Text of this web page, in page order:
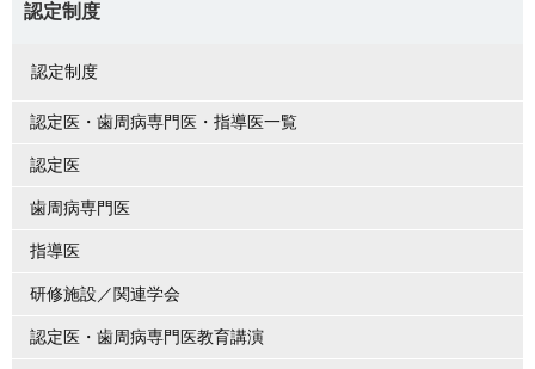
認定制度
認定制度
認定医・歯周病専門医・指導医一覧
認定医
歯周病専門医
指導医
研修施設／関連学会
認定医・歯周病専門医教育講演